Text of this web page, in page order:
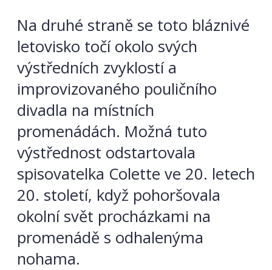
Na druhé straně se toto bláznivé
letovisko točí okolo svých
výstředních zvyklostí a
improvizovaného pouličního
divadla na místních
promenádách. Možná tuto
výstřednost odstartovala
spisovatelka Colette ve 20. letech
20. století, když pohoršovala
okolní svět procházkami na
promenádě s odhalenýma
nohama.